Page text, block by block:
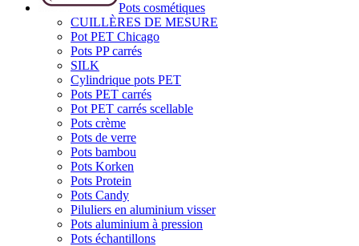
Pots cosmétiques
CUILLÈRES DE MESURE
Pot PET Chicago
Pots PP carrés
SILK
Cylindrique pots PET
Pots PET carrés
Pot PET carrés scellable
Pots crème
Pots de verre
Pots bambou
Pots Korken
Pots Protein
Pots Candy
Piluliers en aluminium visser
Pots aluminium à pression
Pots échantillons